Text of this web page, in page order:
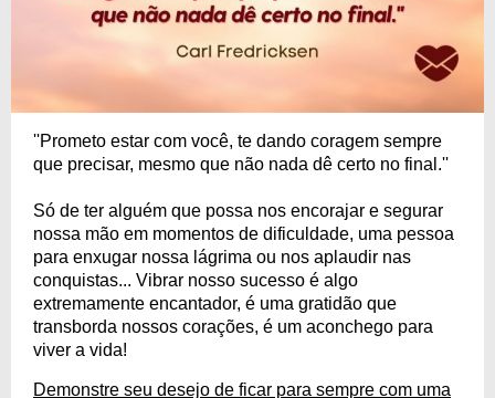
''Prometo estar com você, te dando coragem sempre
que precisar, mesmo que não nada dê certo no final.''
Só de ter alguém que possa nos encorajar e segurar
nossa mão em momentos de dificuldade, uma pessoa
para enxugar nossa lágrima ou nos aplaudir nas
conquistas... Vibrar nosso sucesso é algo
extremamente encantador, é uma gratidão que
transborda nossos corações, é um aconchego para
viver a vida!
Demonstre seu desejo de ficar para sempre com uma